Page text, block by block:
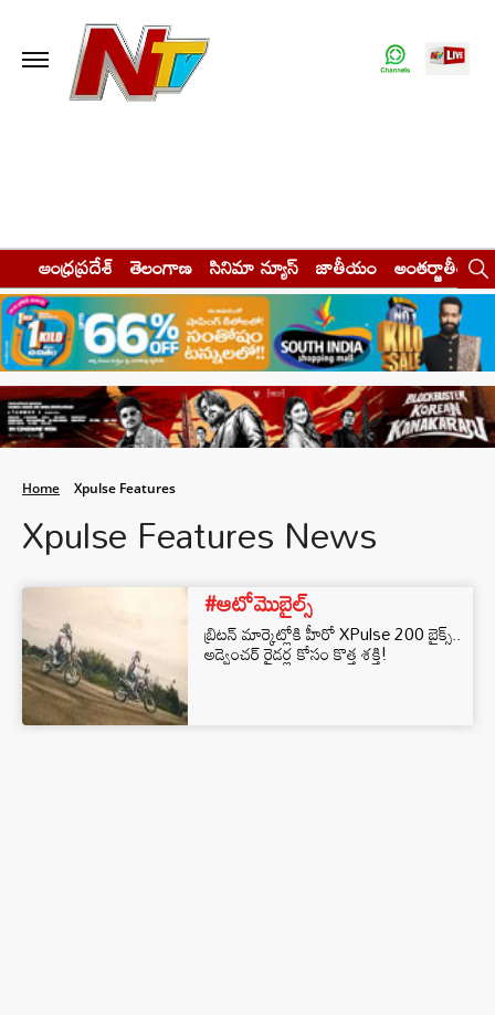
ఆంధ్రప్రదేశ్ తెలంగాణ సినిమా న్యూస్ జాతీయం అంతర్జాతీయం
Home Xpulse Features
Xpulse Features News
#ఆటోమొబైల్స్
బ్రిటన్ మార్కెట్లోకి హీరో XPulse 200 బైక్స్..
అడ్వెంచర్ రైడర్ల కోసం కొత్త శక్తి!